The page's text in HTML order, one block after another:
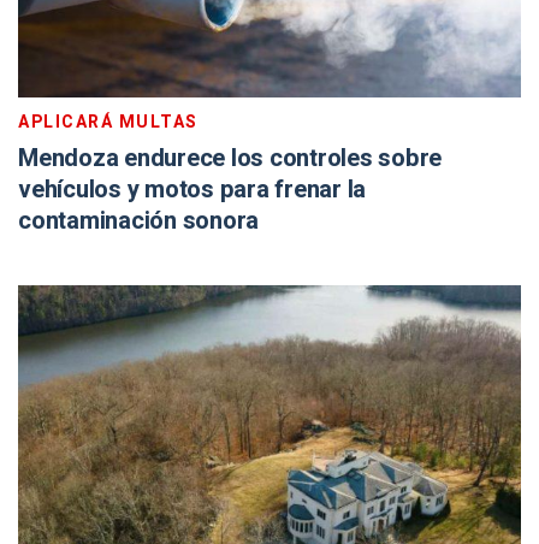
APLICARÁ MULTAS
Mendoza endurece los controles sobre
vehículos y motos para frenar la
contaminación sonora